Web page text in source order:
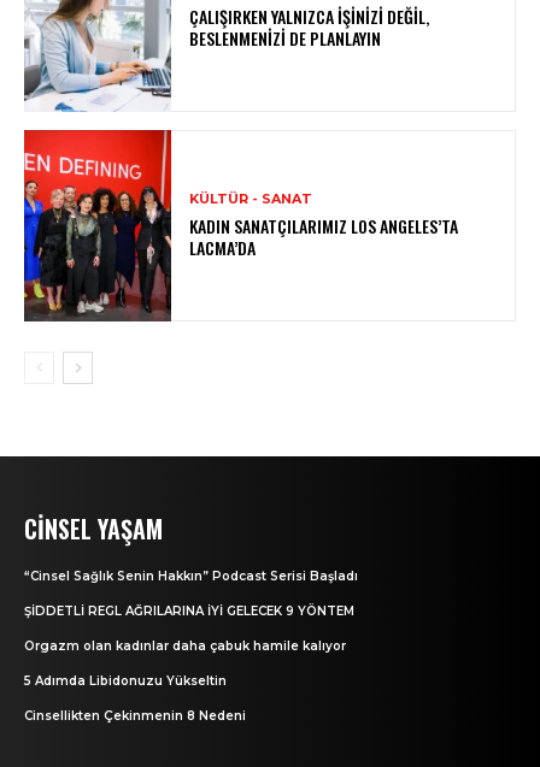
ÇALIŞIRKEN YALNIZCA İŞINIZI DEĞIL,
BESLENMENIZI DE PLANLAYIN
KÜLTÜR - SANAT
KADIN SANATÇILARIMIZ LOS ANGELES’TA
LACMA’DA
CINSEL YAŞAM
“Cinsel Sağlık Senin Hakkın” Podcast Serisi Başladı
ŞİDDETLİ REGL AĞRILARINA İYİ GELECEK 9 YÖNTEM
Orgazm olan kadınlar daha çabuk hamile kalıyor
5 Adımda Libidonuzu Yükseltin
Cinsellikten Çekinmenin 8 Nedeni